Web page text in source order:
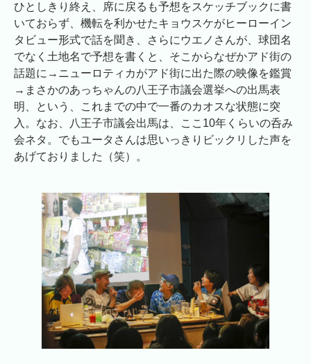
ひとしきり終え、席に戻るも予想をスケッチブックに書
いておらず、機転を利かせたキョウスケがヒーローイン
タビュー形式で話を聞き、さらにウエノさんが、球団名
でなく土地名で予想を書くと、そこからなぜかアド街の
話題に→ニューロティカがアド街に出た際の映像を鑑賞
→まさかのあっちゃんの八王子市議会選挙への出馬表
明、という、これまでの中で一番のカオスな状態に突
入。なお、八王子市議会出馬は、ここ10年くらいの呑み
会ネタ。でもユータさんは思いっきりビックリした声を
あげておりました（笑）。